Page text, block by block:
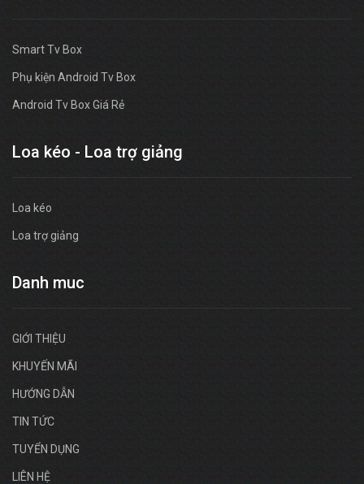
Smart Tv Box
Phụ kiện Android Tv Box
Android Tv Box Giá Rẻ
Loa kéo - Loa trợ giảng
Loa kéo
Loa trợ giảng
Danh muc
GIỚI THIỆU
KHUYẾN MÃI
HƯỚNG DẪN
TIN TỨC
TUYỂN DỤNG
LIÊN HỆ